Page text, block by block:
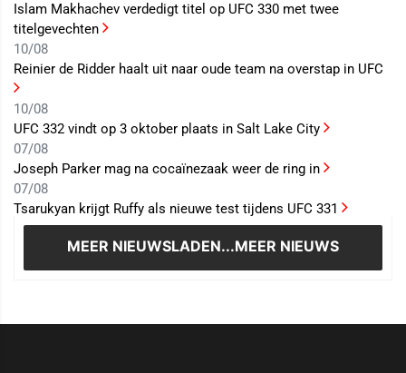
Islam Makhachev verdedigt titel op UFC 330 met twee
titelgevechten
10/08
Reinier de Ridder haalt uit naar oude team na overstap in UFC
10/08
UFC 332 vindt op 3 oktober plaats in Salt Lake City
07/08
Joseph Parker mag na cocaïnezaak weer de ring in
07/08
Tsarukyan krijgt Ruffy als nieuwe test tijdens UFC 331
MEER NIEUWSLADEN...MEER NIEUWS